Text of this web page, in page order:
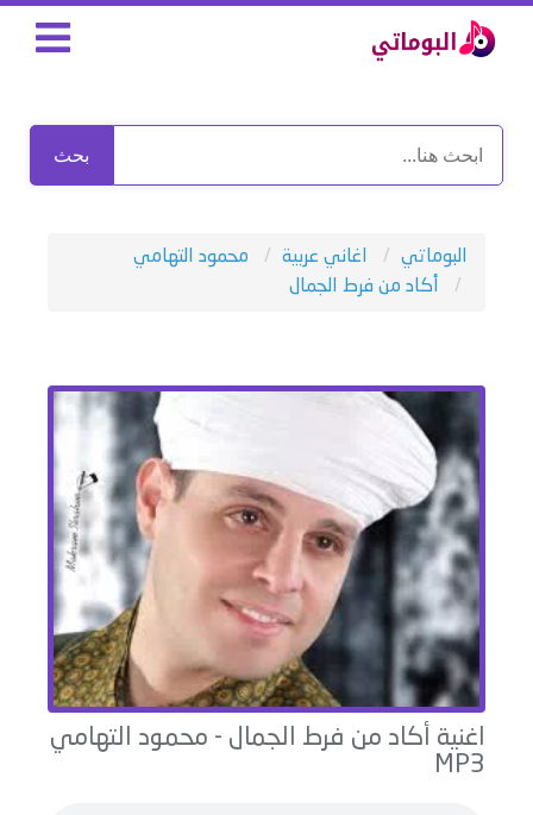
بحث
البوماتي اغاني عربية
محمود التهامي
أكاد من فرط الجمال
اغنية أكاد من فرط الجمال - محمود التهامي
MP3